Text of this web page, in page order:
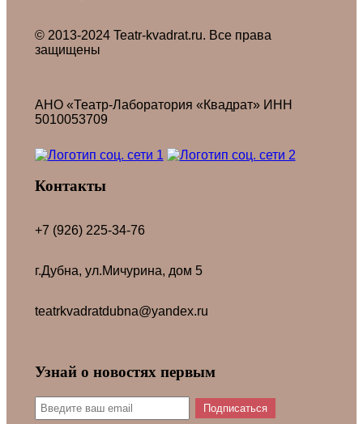
© 2013-2024 Teatr-kvadrat.ru. Все права
защищены
АНО «Театр-Лаборатория «Квадрат» ИНН
5010053709
Контакты
+7 (926) 225-34-76
г.Дубна, ул.Мичурина, дом 5
teatrkvadratdubna@yandex.ru
Узнай о новостях первым
Подписаться